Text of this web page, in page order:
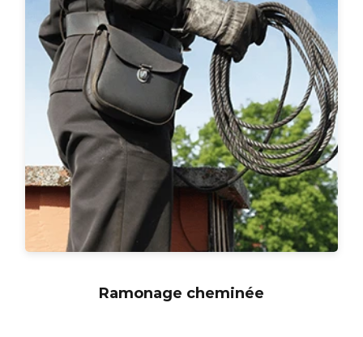
Ramonage cheminée